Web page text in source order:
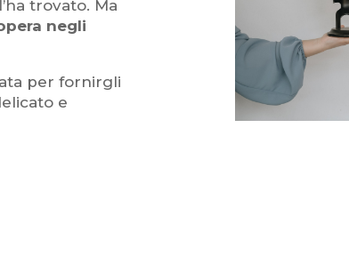
trovato. Ma
negli
per fornirgli
e